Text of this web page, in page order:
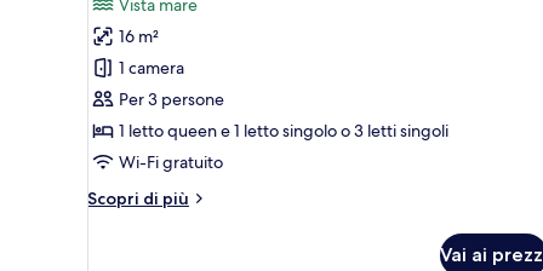
le
foto
per
Tripla
Superior,
vista
Vista mare
16 m²
1 camera
Per 3 persone
1 letto queen e 1 letto singolo o 3 letti singoli
Wi-Fi gratuito
Scopri di più
Altri
Vai ai